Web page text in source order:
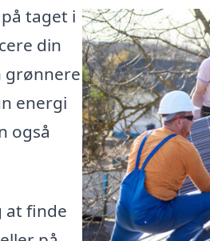
taget i
din
grønnere
energi
også
at finde